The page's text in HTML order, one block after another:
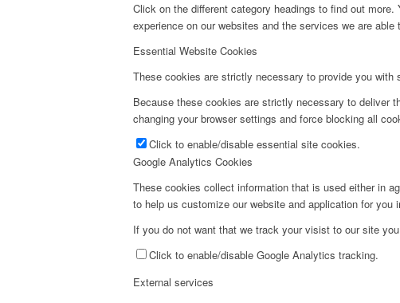
Click on the different category headings to find out
experience on our websites and the services we are able
Essential Website Cookies
These cookies are strictly necessary to provide you
Because these cookies are strictly necessary to deliver
changing your browser settings and force blocking all
Click to enable/disable essential site cookies.
Google Analytics Cookies
These cookies collect information that is used either in
to help us customize our website and application for you
If you do not want that we track your visist to our site
Click to enable/disable Google Analytics tracking.
External services